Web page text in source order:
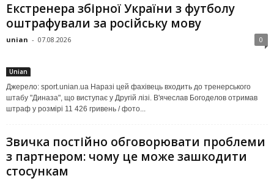
Екстренера збірної України з футболу
оштрафували за російську мову
unian - 07.08.2026 0
Unian
Джерело: sport.unian.ua Наразі цей фахівець входить до тренерського
штабу "Диназа", що виступає у Другій лізі. В'ячеслав Богоделов отримав
штраф у розмірі 11 426 гривень / фото...
Звичка постійно обговорювати проблеми
з партнером: чому це може зашкодити
стосункам